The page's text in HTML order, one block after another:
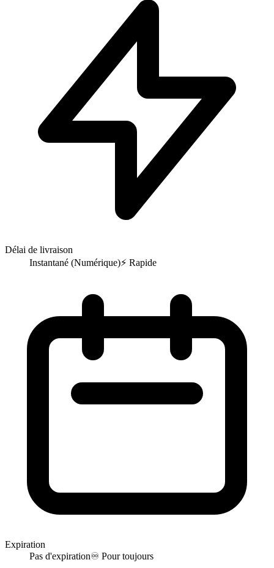
Délai de livraison
Instantané (Numérique)⚡ Rapide
Expiration
Pas d'expiration♾️ Pour toujours